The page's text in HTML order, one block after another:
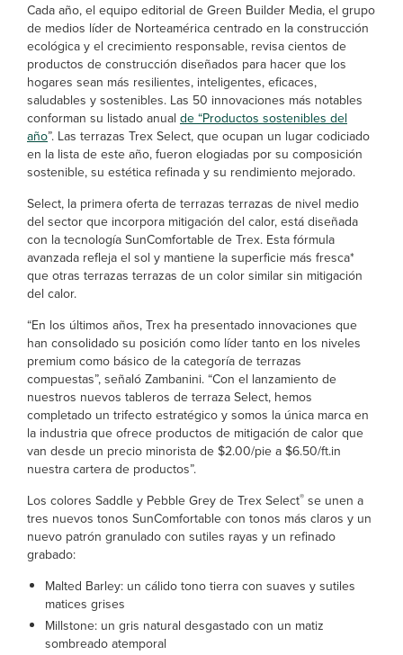
Cada año, el equipo editorial de Green Builder Media, el grupo
de medios líder de Norteamérica centrado en la construcción
ecológica y el crecimiento responsable, revisa cientos de
productos de construcción diseñados para hacer que los
hogares sean más resilientes, inteligentes, eficaces,
saludables y sostenibles. Las 50 innovaciones más notables
conforman su listado anual de “Productos sostenibles del
año”. Las terrazas Trex Select, que ocupan un lugar codiciado
en la lista de este año, fueron elogiadas por su composición
sostenible, su estética refinada y su rendimiento mejorado.
Select, la primera oferta de terrazas terrazas de nivel medio
del sector que incorpora mitigación del calor, está diseñada
con la tecnología SunComfortable de Trex. Esta fórmula
avanzada refleja el sol y mantiene la superficie más fresca*
que otras terrazas terrazas de un color similar sin mitigación
del calor.
“En los últimos años, Trex ha presentado innovaciones que
han consolidado su posición como líder tanto en los niveles
premium como básico de la categoría de terrazas
compuestas”, señaló Zambanini. “Con el lanzamiento de
nuestros nuevos tableros de terraza Select, hemos
completado un trifecto estratégico y somos la única marca en
la industria que ofrece productos de mitigación de calor que
van desde un precio minorista de $2.00/pie a $6.50/ft.in
nuestra cartera de productos”.
Los colores Saddle y Pebble Grey de Trex Select® se unen a
tres nuevos tonos SunComfortable con tonos más claros y un
nuevo patrón granulado con sutiles rayas y un refinado
grabado:
Malted Barley: un cálido tono tierra con suaves y sutiles
matices grises
Millstone: un gris natural desgastado con un matiz
sombreado atemporal